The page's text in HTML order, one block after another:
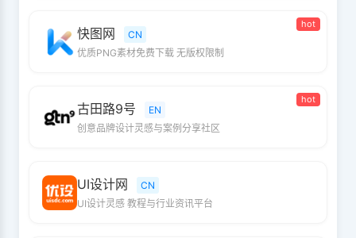
hot
快图网
CN
优质PNG素材免费下载 无版权限制
hot
古田路9号
EN
创意品牌设计灵感与案例分享社区
UI设计网
CN
UI设计灵感 教程与行业资讯平台